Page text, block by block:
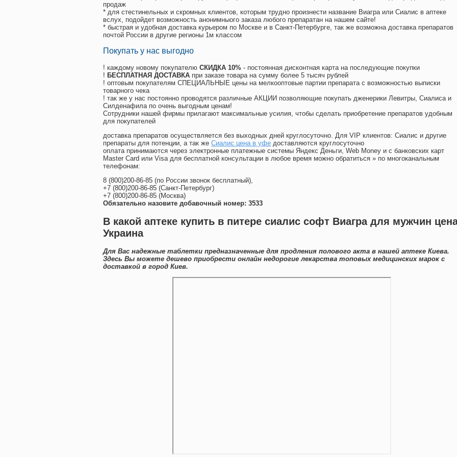
продаж
* для стестинельных и скромных клиентов, которым трудно произнести название Виагра или Сиалис в аптеке
вслух, подойдет возможность анонимныого заказа любого препаратан на нашем сайте!
* быстрая и удобная доставка курьером по Москве и в Санкт-Петербурге, так же возможна доставка препаратов
почтой России в другие регионы 1м классом
Покупать у нас выгодно
! каждому новому покупателю СКИДКА 10% - постоянная дисконтная карта на последующие покупки
! БЕСПЛАТНАЯ ДОСТАВКА при заказе товара на сумму более 5 тысяч рублей
! оптовым покупателям СПЕЦИАЛЬНЫЕ цены на мелкооптовые партии препарата с возможностью выписки
товарного чека
! так же у нас постоянно проводятся различные АКЦИИ позволяющие покупать дженерики Левитры, Сиалиса и
Силденафила по очень выгодным ценам!
Cотрудники нашей фирмы прилагают максимальные усилия, чтобы сделать приобретение препаратов удобным
для покупателей
доставка препаратов осуществляется без выходных дней круглосуточно. Для VIP клиентов: Сиалис и другие
препараты для потенции, а так же Сиалис цена в уфе доставляются круглосуточно
оплата принимаются через электронные платежные системы Яндекс Деньги, Web Money и с банковских карт
Master Card или Visa для бесплатной консультации в любое время можно обратиться » по многоканальным
телефонам:
8 (800)200-86-85 (по России звонок бесплатный),
+7 (800)200-86-85 (Санкт-Петербург)
+7 (800)200-86-85 (Москва)
Обязательно назовите добавочный номер: 3533
В какой аптеке купить в питере сиалис софт Виагра для мужчин
Украина
Для Вас надежные таблетки предназначенные для продления полового акта в нашей аптеке Киева.
Здесь Вы можете дешево приобрести онлайн недорогие лекарства топовых медицинских марок с
доставкой в город Киев.